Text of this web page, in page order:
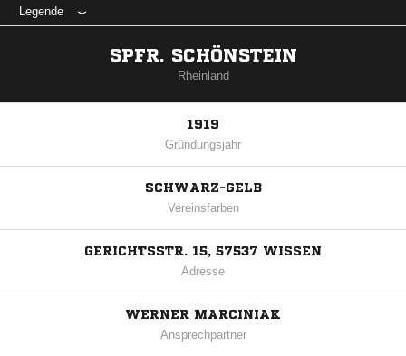
Legende
SPFR. SCHÖNSTEIN
Rheinland
1919
Gründungsjahr
SCHWARZ-GELB
Vereinsfarben
GERICHTSSTR. 15, 57537 WISSEN
Adresse
WERNER MARCINIAK
Ansprechpartner